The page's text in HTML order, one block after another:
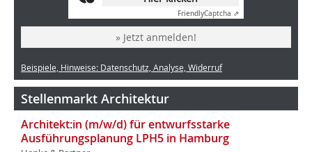
FriendlyCaptcha ⇗
» Jetzt anmelden!
Beispiele, Hinweise: Datenschutz, Analyse, Widerruf
Stellenmarkt Architektur
Architekt:in (m/w/d) für entwurfsstarke
Ausführungsplanung LPH5 in Hamburg